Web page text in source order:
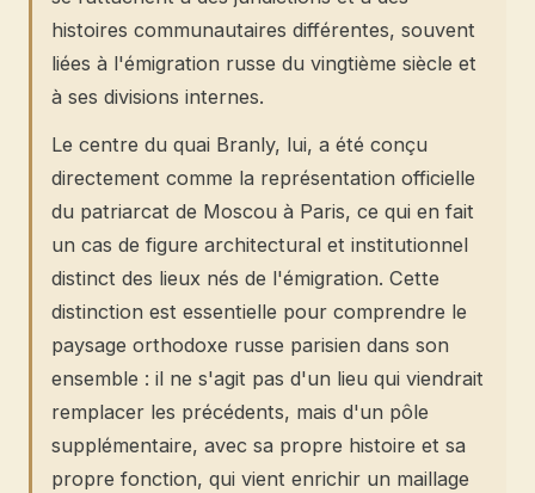
histoires communautaires différentes, souvent
liées à l'émigration russe du vingtième siècle et
à ses divisions internes.
Le centre du quai Branly, lui, a été conçu
directement comme la représentation officielle
du patriarcat de Moscou à Paris, ce qui en fait
un cas de figure architectural et institutionnel
distinct des lieux nés de l'émigration. Cette
distinction est essentielle pour comprendre le
paysage orthodoxe russe parisien dans son
ensemble : il ne s'agit pas d'un lieu qui viendrait
remplacer les précédents, mais d'un pôle
supplémentaire, avec sa propre histoire et sa
propre fonction, qui vient enrichir un maillage